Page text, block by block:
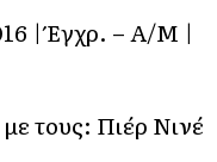
| Έγχρ. – Α/Μ |
τους: Πιέρ Νινέ